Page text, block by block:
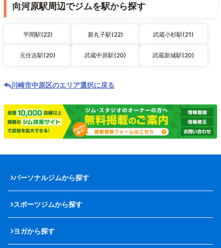
向河原駅周辺でジムを駅から探す
平間駅(22) 新丸子駅(22) 武蔵小杉駅(21)
元住吉駅(20) 武蔵中原駅(20) 武蔵新城駅(20)
川崎市中原区のエリア選択に戻る
パーソナルジムから探す
スポーツジムから探す
ヨガから探す